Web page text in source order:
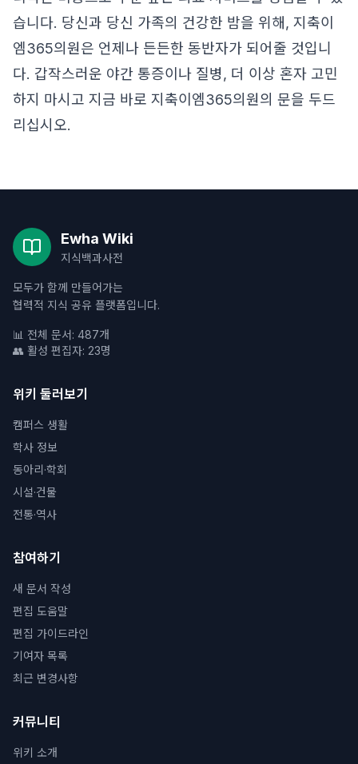
습니다. 당신과 당신 가족의 건강한 밤을 위해, 지축이
엠365의원은 언제나 든든한 동반자가 되어줄 것입니
다. 갑작스러운 야간 통증이나 질병, 더 이상 혼자 고민
하지 마시고 지금 바로 지축이엠365의원의 문을 두드
리십시오.
Ewha Wiki
지식백과사전
모두가 함께 만들어가는
협력적 지식 공유 플랫폼입니다.
📊 전체 문서: 487개
👥 활성 편집자: 23명
위키 둘러보기
캠퍼스 생활
학사 정보
동아리·학회
시설·건물
전통·역사
참여하기
새 문서 작성
편집 도움말
편집 가이드라인
기여자 목록
최근 변경사항
커뮤니티
위키 소개